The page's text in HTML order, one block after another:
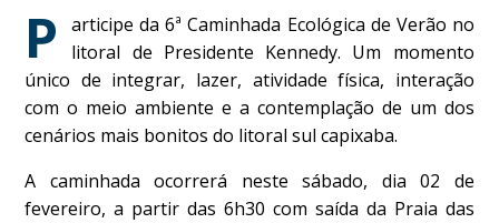
P
articipe da 6ª Caminhada Ecológica de Verão no
litoral de Presidente Kennedy. Um momento
único de integrar, lazer, atividade física, interação
com o meio ambiente e a contemplação de um dos
cenários mais bonitos do litoral sul capixaba.
A caminhada ocorrerá neste sábado, dia 02 de
fevereiro, a partir das 6h30 com saída da Praia das